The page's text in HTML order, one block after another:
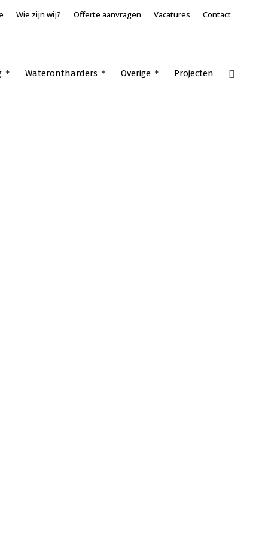
Wie zijn wij? Offerte aanvragen Vacatures Contact
Waterontharders Overige Projecten